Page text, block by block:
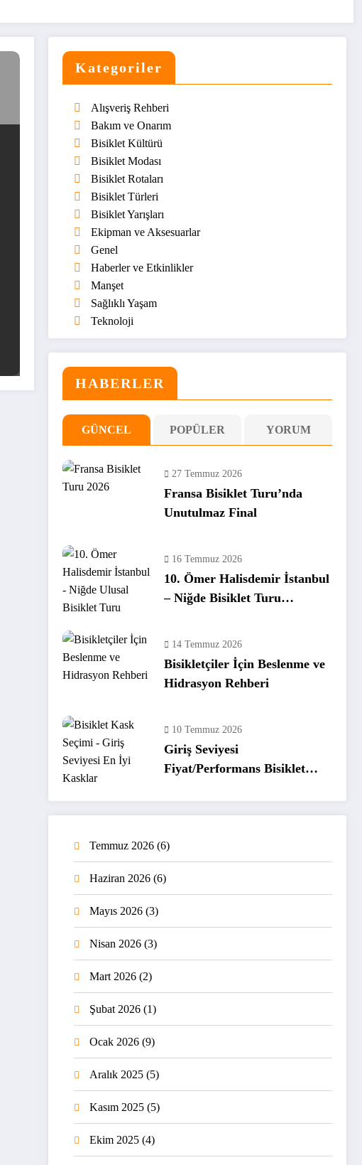
Kategoriler
Alışveriş Rehberi
Bakım ve Onarım
Bisiklet Kültürü
Bisiklet Modası
Bisiklet Rotaları
Bisiklet Türleri
Bisiklet Yarışları
Ekipman ve Aksesuarlar
Genel
Haberler ve Etkinlikler
Manşet
Sağlıklı Yaşam
Teknoloji
HABERLER
GÜNCEL POPÜLER YORUM
27 Temmuz 2026
Fransa Bisiklet Turu’nda
Unutulmaz Final
16 Temmuz 2026
10. Ömer Halisdemir İstanbul
– Niğde Bisiklet Turu
14 Temmuz 2026
Bisikletçiler İçin Beslenme ve
Hidrasyon Rehberi
10 Temmuz 2026
Giriş Seviyesi
Fiyat/Performans Bisiklet
Temmuz 2026 (6)
Haziran 2026 (6)
Mayıs 2026 (3)
Nisan 2026 (3)
Mart 2026 (2)
Şubat 2026 (1)
Ocak 2026 (9)
Aralık 2025 (5)
Kasım 2025 (5)
Ekim 2025 (4)